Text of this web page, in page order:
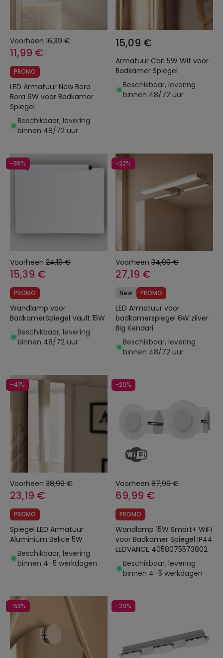
Voorheen 16,39 €
11,99 €
PROMO
LED Armatuur New Bora
Bora 6W voor Badkamer
Spiegel
Beschikbaar, levering
binnen 48/72 uur
15,09 €
Armatuur Carl 5W Wit voor
Badkamer Spiegel
Beschikbaar, levering
binnen 48/72 uur
-36%
Voorheen 24,19 €
15,39 €
PROMO
Wandlamp voor
BadkamerSpiegel Vault 15W
Beschikbaar, levering
binnen 48/72 uur
-22%
Voorheen 34,99 €
27,19 €
New PROMO
LED Armatuur voor
badkamerspiegel 6W zilver
Big Kendari
Beschikbaar, levering
binnen 48/72 uur
-41%
Voorheen 38,99 €
23,19 €
PROMO
Spiegel LED Armatuur
Aluminium Belice 5W
Beschikbaar, levering
binnen 4–5 werkdagen
-20%
Voorheen 87,99 €
69,99 €
PROMO
Wandlamp 15W Smart+ WiFi
voor Badkamer Spiegel IP44
LEDVANCE 4058075573802
Beschikbaar, levering
binnen 4–5 werkdagen
-53% -29%